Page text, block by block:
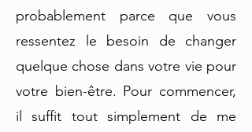
probablement parce que vous
ressentez le besoin de changer
quelque chose dans votre vie pour
votre bien-être. Pour commencer,
il suffit tout simplement de me